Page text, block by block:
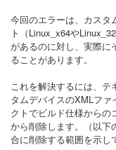
今回のエラーは、カスタ
ト（Linux_x64や
があるのに対し、実際に
ることがあります。
これを解決するには、
タムデバイスのXMLフ
クトでビルド仕様から
から削除します。（以下
合に削除する範囲を示し